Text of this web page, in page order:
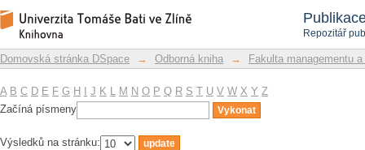
Repozitář
Filtrovat dle předmětu
Repozitář DSpace/Manakin
Domovská stránka DSpace → Odborná kniha → Fakulta managementu
A B C D E F G H J K L M N O P Q R S T U V W X Y Z
Začíná písmeny
Výsledků na stránku: